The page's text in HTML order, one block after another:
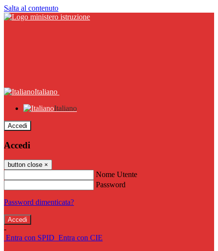
Salta al contenuto
Italiano
Italiano
Accedi
Accedi
button close ×
Nome Utente
Password
Password dimenticata?
-
Entra con SPID Entra con CIE